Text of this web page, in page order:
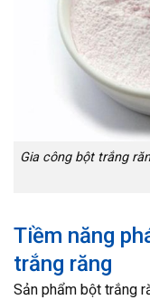
Gia công bột trắng
Tiềm năng
trắng răng
Sản phẩm bột trắng